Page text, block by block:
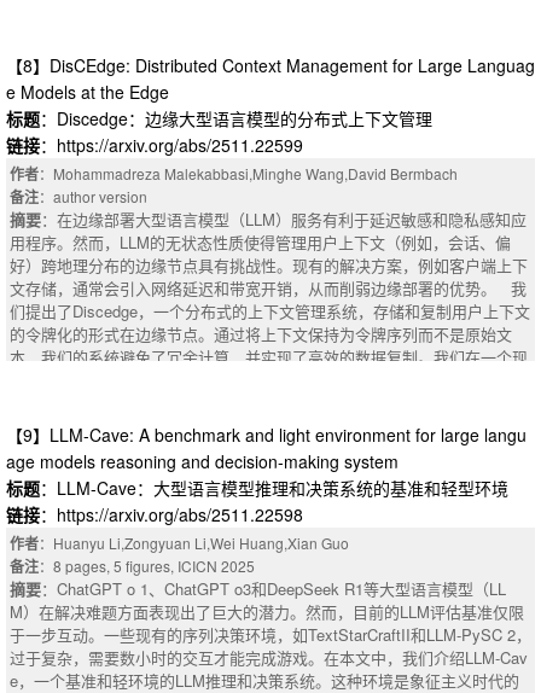
：Recent advancements in large language models (LLMs) have shown the
ir potential across both general and domain-specific tasks. However, there
is a growing concern regarding their lack of sensitivity, factual incorrectnes
s in responses, inconsistent expressions of empathy, bias, hallucinations,
and overall inability to capture the depth and complexity of human underst
anding, especially in low-resource and sensitive domains such as psychol
ogy. To address these challenges, our study employs a mixed-methods ap
he Motivational Interviewing Treatment Integrity (MITI) framework, namely
evocation, collaboration, autonomy, direction, empathy, and a non-judgme
ntal attitude. Using expert-annotated MI dialogues as ground truth, we for
mulate multi-class classification tasks to assess model performance unde
r progressive prompting techniques, incorporating one-shot and few-shot pr
ompting. Our results offer insights into LLMs' capacity for understanding c
omplex psychological constructs and highlight best practices to mitigate ``
semantic drift" in therapeutic settings. Our work contributes not only to the
MI community by providing a high-quality annotated dataset to address da
ta scarcity in low-resource domains but also critical insights for using LLM
s for precise contextual interpretation in complex behavioral therapy.
达159美元，而软件开发人员的平均工资估计成本高达480美元。这些发现打
开了大门，自动化设计优化在不明确的搜索空间有限的先验信息。
摘要：Traditional optimization methods excel in well-defined search space
s but struggle with design problems where transformations and design par
ameters are difficult to define. Large language models (LLMs) offer a promi
sing alternative by dynamically interpreting design spaces and leveraging
encoded domain knowledge. To this end, we introduce AUTO, an LLM age
nt framework that treats design optimization as a gradient-free search prob
lem guided by strategic LLM reasoning. The framework employs two colla
borative agents: a Strategist that selects between exploration and exploita
tion strategies, and an Implementor that executes detailed designs. Applie
d to GPU code optimization -- a domain critical to fields from machine lear
ning to scientific computing -- AUTO generates solutions competitive with
expert implementations for chemical kinetics integration and dense matrix
o an estimated cost of up to \$480 with median-wage software developers.
These findings open the door to automating design optimization in ill-defin
ed search spaces with limited prior information.
【8】DisCEdge: Distributed Context Management for Large Languag
e Models at the Edge
标题：Discedge：边缘大型语言模型的分布式上下文管理
链接：https://arxiv.org/abs/2511.22599
作者：Mohammadreza Malekabbasi,Minghe Wang,David Bermbach
备注：author version
摘要：在边缘部署大型语言模型（LLM）服务有利于延迟敏感和隐私感知应
用程序。然而，LLM的无状态性质使得管理用户上下文（例如，会话、偏
好）跨地理分布的边缘节点具有挑战性。现有的解决方案，例如客户端上下
文存储，通常会引入网络延迟和带宽开销，从而削弱边缘部署的优势。 我
们提出了Discedge，一个分布式的上下文管理系统，存储和复制用户上下文
的令牌化的形式在边缘节点。通过将上下文保持为令牌序列而不是原始文
本，我们的系统避免了冗余计算，并实现了高效的数据复制。我们在一个现
间同步开销降低了15%。与客户端上下文管理相比，它还将客户端请求大小
减少了90%，同时保证了数据的一致性。
摘要 ：Deploying Large Language Model (LLM) services at the edge benefi
ts latency-sensitive and privacy-aware applications. However, the stateles
s nature of LLMs makes managing user context (e.g., sessions, preferenc
es) across geo-distributed edge nodes challenging. Existing solutions, suc
h as client-side context storage, often introduce network latency and band
width overhead, undermining the advantages of edge deployment. We pr
opose DisCEdge, a distributed context management system that stores a
nd replicates user context in tokenized form across edge nodes. By maint
aining context as token sequences rather than raw text, our system avoid
s redundant computation and enables efficient data replication. We implem
【9】LLM-Cave: A benchmark and light environment for large langu
age models reasoning and decision-making system
标题：LLM-Cave：大型语言模型推理和决策系统的基准和轻型环境
链接：https://arxiv.org/abs/2511.22598
作者：Huanyu Li,Zongyuan Li,Wei Huang,Xian Guo
备注：8 pages, 5 figures, ICICN 2025
摘要：ChatGPT o 1、ChatGPT o3和DeepSeek R1等大型语言模型（LL
M）在解决难题方面表现出了巨大的潜力。然而，目前的LLM评估基准仅限
于一步互动。一些现有的序列决策环境，如TextStarCraftII和LLM-PySC 2，
过于复杂，需要数小时的交互才能完成游戏。在本文中，我们介绍LLM-Cav
e，一个基准和轻环境的LLM推理和决策系统。这种环境是象征主义时代的